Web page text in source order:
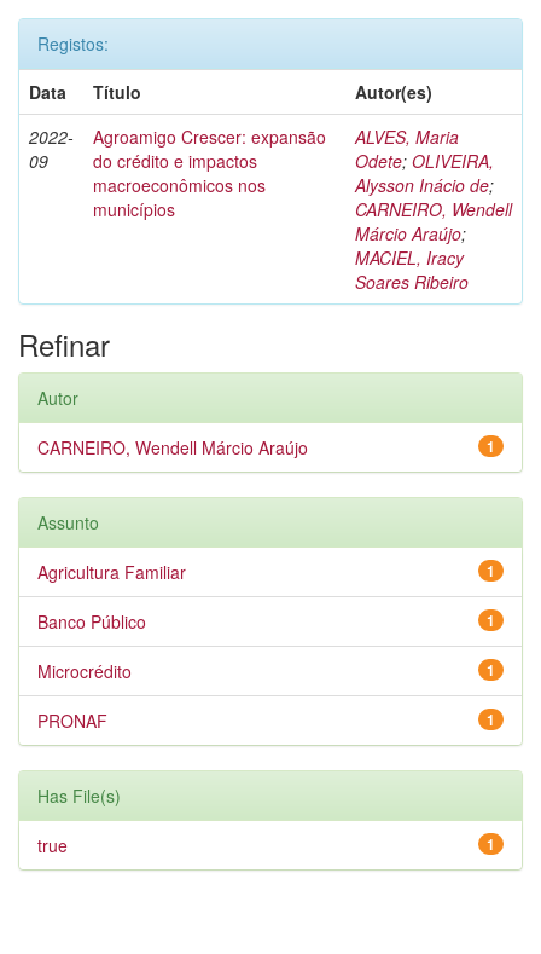
Registos:
Data
Título
Autor(es)
2022-
09
Agroamigo Crescer: expansão
do crédito e impactos
macroeconômicos nos
municípios
ALVES, Maria
Odete; OLIVEIRA,
Alysson Inácio de;
CARNEIRO, Wendell
Márcio Araújo;
MACIEL, Iracy
Soares Ribeiro
Refinar
Autor
1
CARNEIRO, Wendell Márcio Araújo
Assunto
1
Agricultura Familiar
1
Banco Público
1
Microcrédito
1
PRONAF
Has File(s)
1
true